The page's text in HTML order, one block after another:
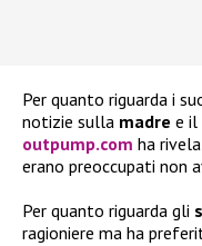
Per quanto riguarda i
notizie sulla madre e il
outpump.com ha
erano preoccupati non
Per quanto riguarda gli
ragioniere ma ha